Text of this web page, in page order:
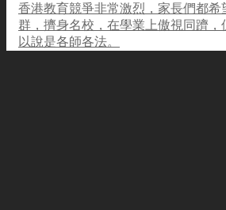
香港教育競爭非常激烈，家長們都希
群，擠身名校，在學業上傲視同躋，
以說是各師各法。